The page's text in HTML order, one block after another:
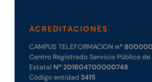
ACREDITACIONES
CAMPUS TELEFORMACION nº
Centro Registrado Servicio Público de
Estatal Nº 201604700000748
Código entidad 3415